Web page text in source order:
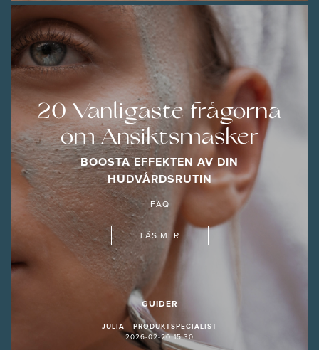
20 Vanligaste frågorna
om Ansiktsmasker
BOOSTA EFFEKTEN AV DIN
HUDVÅRDSRUTIN
FAQ
LÄS MER
GUIDER
JULIA - PRODUKTSPECIALIST
2026-02-20 15:30